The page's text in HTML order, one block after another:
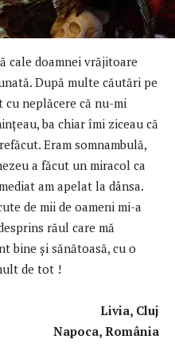
cale doamnei vrăjitoare
După multe căutări pe
neplăcere că nu-mi
ba chiar îmi ziceau că
Eram somnambulă,
a făcut un miracol ca
am apelat la dânsa.
de mii de oameni mi-a
răul care mă
bine şi sănătoasă, cu o
de tot !
Cluj
Napoca, România